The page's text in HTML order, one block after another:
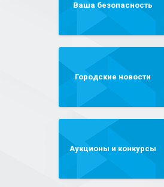
Ваша безопасность
Городские новости
Аукционы и конкурсы